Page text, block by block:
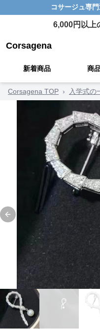
コサージュ専
6,000円以上
Corsagena
新着商品 商
Corsagena TOP › 入学式の
Previous slide